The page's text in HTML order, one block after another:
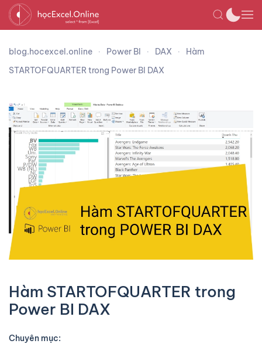
blog.hocexcel.online Power BI DAX
Hàm
STARTOFQUARTER trong Power BI DAX
Hàm STARTOFQUARTER trong
Power BI DAX
Chuyên mục: